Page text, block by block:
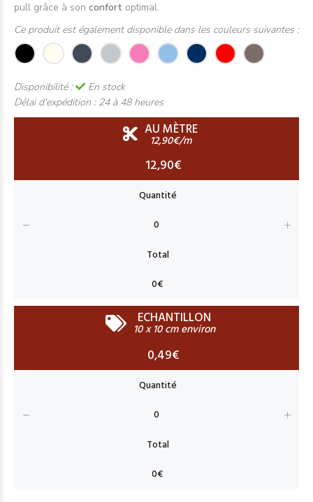
pull grâce à son confort optimal.
Ce produit est également disponible dans les couleurs suivantes :
Disponibilité :
En stock
Délai d'expédition : 24 à 48 heures
AU MÈTRE
12,90€/m
12,90€
ECHANTILLON
10 x 10 cm environ
0,49€